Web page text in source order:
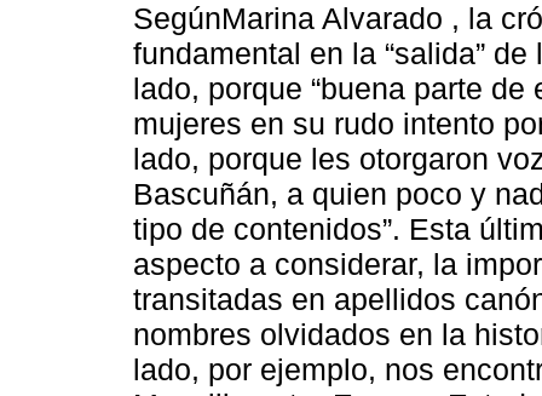
SegúnMarina Alvarado , la
fundamental en la “salida”
lado, porque “buena parte
mujeres en su rudo intento
lado, porque les otorgaron
Bascuñán, a quien poco y
tipo de contenidos”. Esta
aspecto a considerar, la
transitadas en apellidos
nombres olvidados en la
lado, por ejemplo, nos